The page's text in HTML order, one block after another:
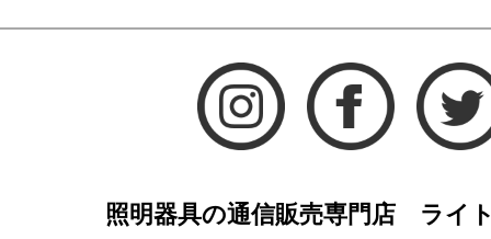
照明器具の通信販売専門店 ライ